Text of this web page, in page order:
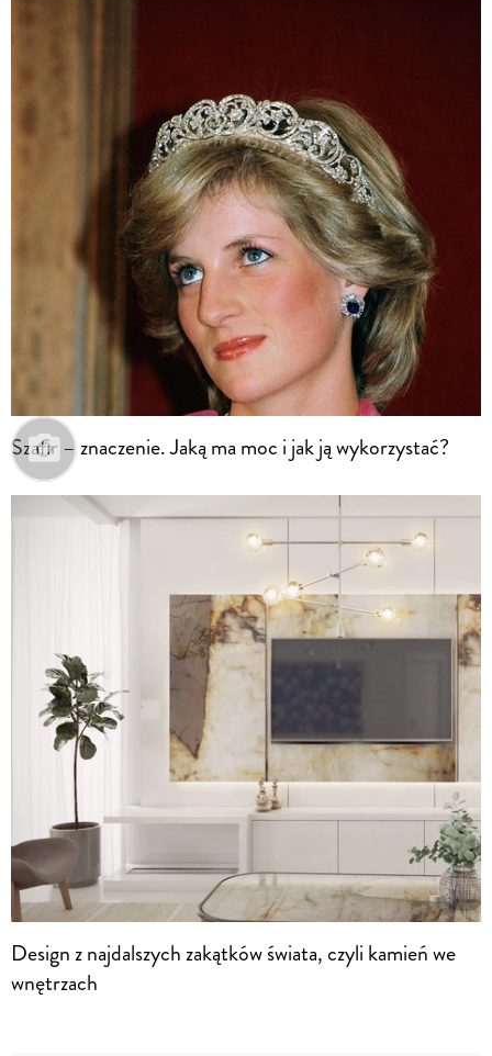
Szafir – znaczenie. Jaką ma moc i jak ją wykorzystać?
Design z najdalszych zakątków świata, czyli kamień we
wnętrzach